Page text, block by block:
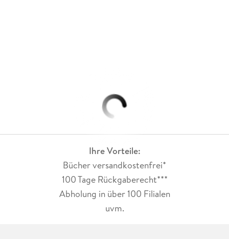
Ihre Vorteile:
Bücher versandkostenfrei*
100 Tage Rückgaberecht***
Abholung in über 100 Filialen
uvm.